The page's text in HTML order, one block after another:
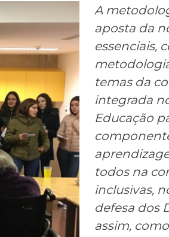
A
aposta da
essenciais,
temas da
integrada
Educação
todos na
inclusivas,
defesa dos
assim,